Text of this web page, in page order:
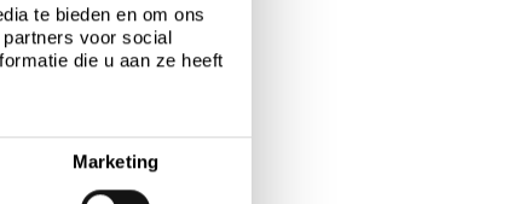
te bieden en om ons
voor social
die u aan ze heeft
Marketing